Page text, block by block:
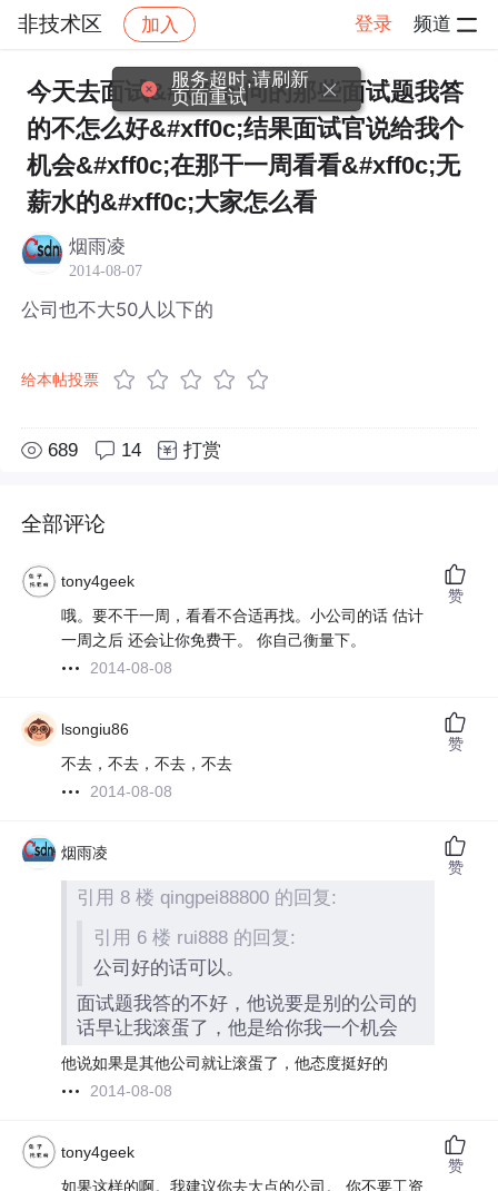
非技术区 加入 登录 频道
社区 非技术区 帖子详情
今天去面试&#xff0c;问的那些面试题我答
的不怎么好&#xff0c;结果面试官说给我个
机会&#xff0c;在那干一周看看&#xff0c;无
薪水的&#xff0c;大家怎么看
烟雨凌
2014-08-07
公司也不大50人以下的
给本帖投票
689 14 打赏
全部评论
tony4geek
哦。要不干一周，看看不合适再找。小公司的话 估计
一周之后 还会让你免费干。 你自己衡量下。
2014-08-08
赞
lsongiu86
不去，不去，不去，不去
2014-08-08
赞
烟雨凌
引用 8 楼 qingpei88800 的回复:
引用 6 楼 rui888 的回复:
公司好的话可以。
面试题我答的不好，他说要是别的公司的
话早让我滚蛋了，他是给你我一个机会
他说如果是其他公司就让滚蛋了，他态度挺好的
2014-08-08
赞
tony4geek
如果这样的啊。我建议你去大点的公司。 你不要工资
赞
服务超时,请刷新
页面重试